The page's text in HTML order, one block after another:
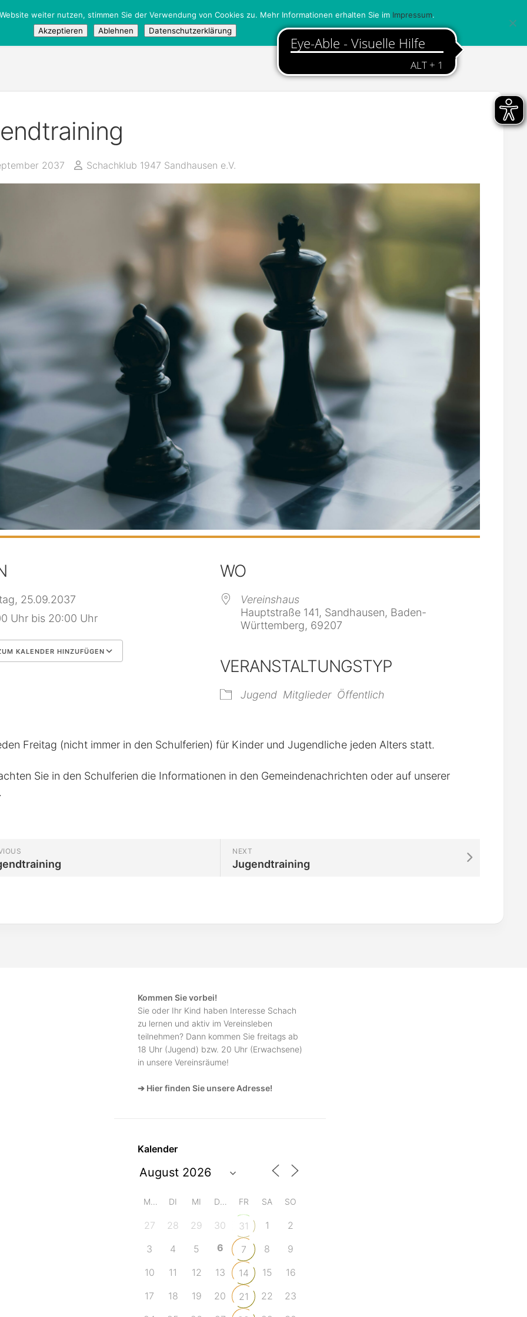
Jugendmeisterschaft
/Öffentlich
2037 Schachklub 1947 Sandhausen e.V.
25.09.2037
Uhr bis 20:00 Uhr
KALENDER HINZUFÜGEN
iCalendar
WO
Vereinshaus
Hauptstraße 141, Sandhausen, Baden-
Württemberg, 69207
VERANSTALTUNGSTYP
Jugend Mitglieder Öffentlich
Freitag (nicht immer in den Schulferien) für Kinder und Jugendliche jeden Alters statt.
Sie in den Schulferien die Informationen in den Gemeindenachrichten oder auf unserer
NEXT
Jugendtraining
Kommen Sie vorbei!
Sie oder Ihr Kind haben Interesse Schach
zu lernen und aktiv im Vereinsleben
teilnehmen? Dann kommen Sie freitags ab
18 Uhr (Jugend) bzw. 20 Uhr (Erwachsene)
in unsere Vereinsräume!
➔ Hier finden Sie unsere Adresse!
Kalender
MO DI MI DO FR SA SO
27 28 29 30 31 1
2
3
4 5 6 7 8
9
10
11 12 13 14 15
16
17
18 19 20 21 22
23
weiter nutzen, stimmen Sie der Verwendung von Cookies zu. Mehr Informationen erhalten Sie im Impressum.
Akzeptieren
Ablehnen Datenschutzerklärung